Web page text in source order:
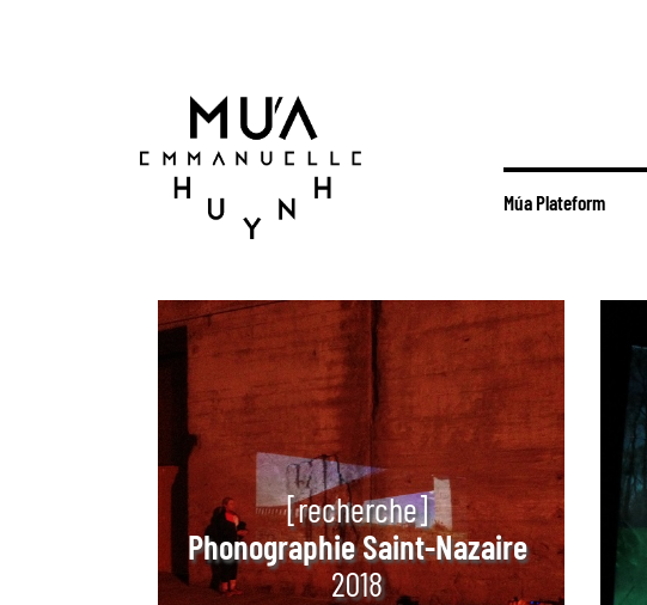
Múa Plateform
[recherche]
Phonographie Saint-Nazaire
2018